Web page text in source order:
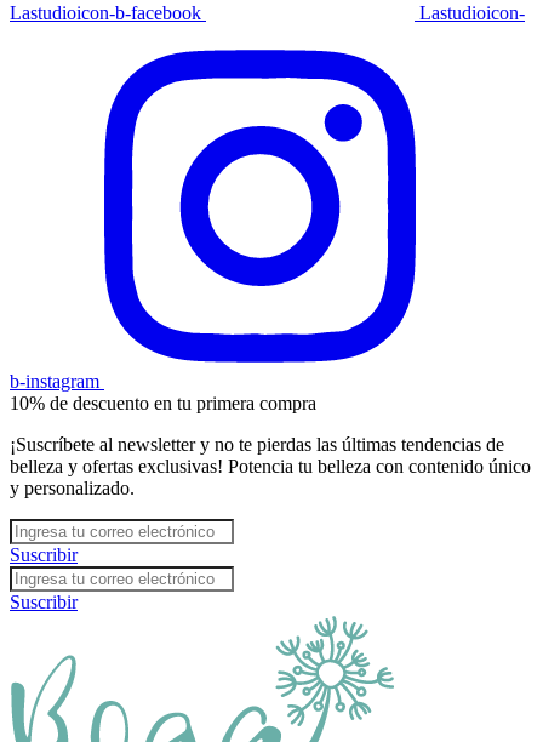
Lastudioicon-b-facebook Lastudioicon-
b-instagram
10% de descuento en tu primera compra
¡Suscríbete al newsletter y no te pierdas las últimas tendencias de
belleza y ofertas exclusivas! Potencia tu belleza con contenido único
y personalizado.
Suscribir
Suscribir